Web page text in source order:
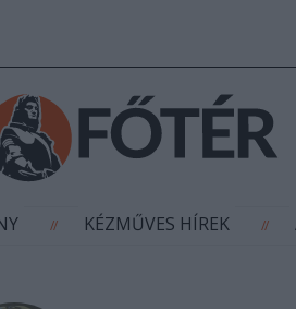
// KÉZMŰVES HÍREK //